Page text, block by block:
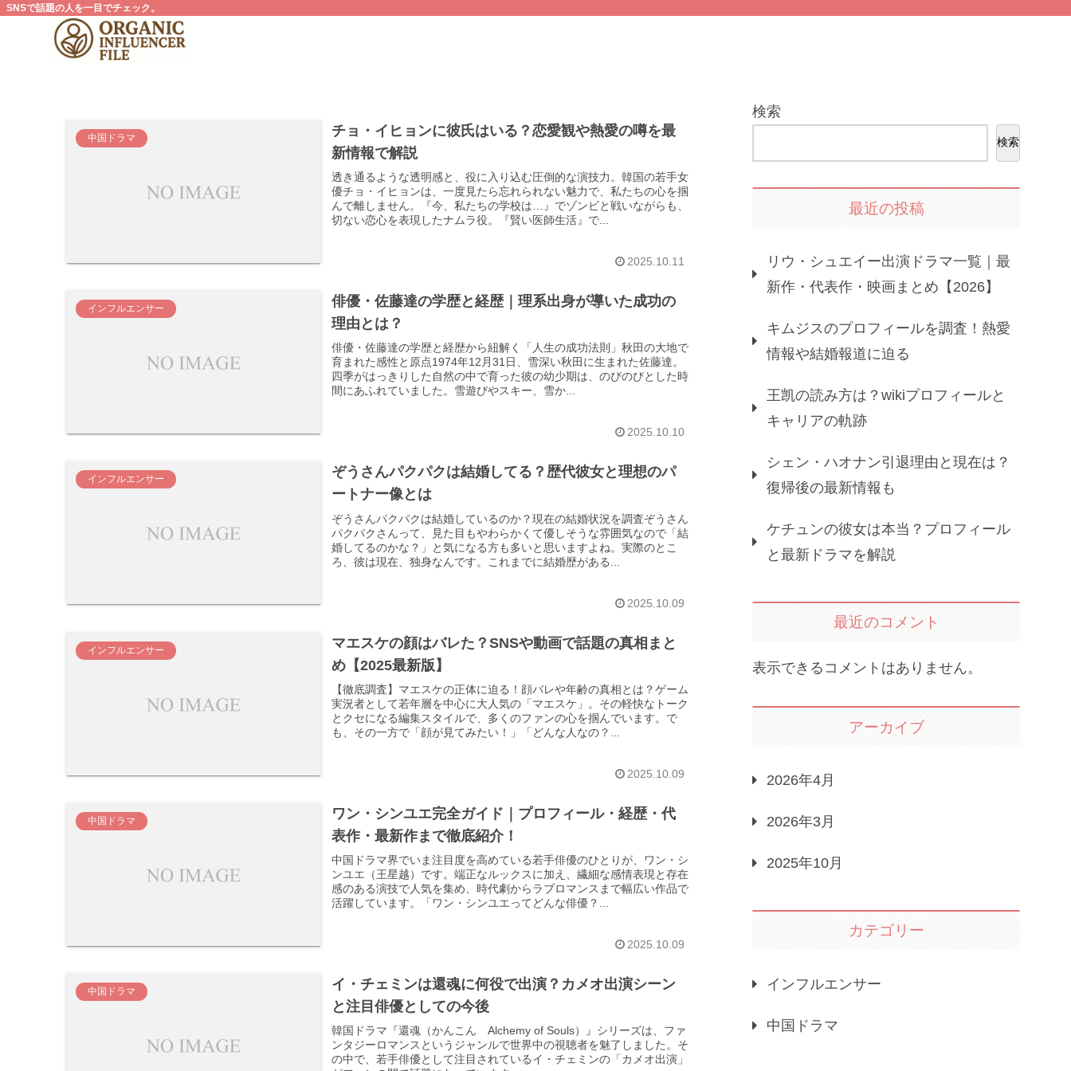
SNSで話題の人を一目でチェック。
中国ドラマ
チョ・イヒョンに彼氏はいる？恋愛観や熱愛の噂を最
新情報で解説
透き通るような透明感と、役に入り込む圧倒的な演技力。韓国の若手女
優チョ・イヒョンは、一度見たら忘れられない魅力で、私たちの心を掴
んで離しません。『今、私たちの学校は…』でゾンビと戦いながらも、
切ない恋心を表現したナムラ役。『賢い医師生活』で...
2025.10.11
インフルエンサー
俳優・佐藤達の学歴と経歴｜理系出身が導いた成功の
理由とは？
俳優・佐藤達の学歴と経歴から紐解く「人生の成功法則」秋田の大地で
育まれた感性と原点1974年12月31日、雪深い秋田に生まれた佐藤達。
四季がはっきりした自然の中で育った彼の幼少期は、のびのびとした時
間にあふれていました。雪遊びやスキー、雪か...
2025.10.10
インフルエンサー
ぞうさんパクパクは結婚してる？歴代彼女と理想のパ
ートナー像とは
ぞうさんパクパクは結婚しているのか？現在の結婚状況を調査ぞうさん
パクパクさんって、見た目もやわらかくて優しそうな雰囲気なので「結
婚してるのかな？」と気になる方も多いと思いますよね。実際のとこ
ろ、彼は現在、独身なんです。これまでに結婚歴がある...
2025.10.09
インフルエンサー
マエスケの顔はバレた？SNSや動画で話題の真相まと
め【2025最新版】
【徹底調査】マエスケの正体に迫る！顔バレや年齢の真相とは？ゲーム
実況者として若年層を中心に大人気の「マエスケ」。その軽快なトーク
とクセになる編集スタイルで、多くのファンの心を掴んでいます。で
も、その一方で「顔が見てみたい！」「どんな人なの？...
2025.10.09
中国ドラマ
ワン・シンユエ完全ガイド｜プロフィール・経歴・代
表作・最新作まで徹底紹介！
中国ドラマ界でいま注目度を高めている若手俳優のひとりが、ワン・シ
ンユエ（王星越）です。端正なルックスに加え、繊細な感情表現と存在
感のある演技で人気を集め、時代劇からラブロマンスまで幅広い作品で
活躍しています。「ワン・シンユエってどんな俳優？...
2025.10.09
中国ドラマ
イ・チェミンは還魂に何役で出演？カメオ出演シーン
と注目俳優としての今後
韓国ドラマ『還魂（かんこん Alchemy of Souls）』シリーズは、ファ
ンタジーロマンスというジャンルで世界中の視聴者を魅了しました。そ
の中で、若手俳優として注目されているイ・チェミンの「カメオ出演」
検索
検索
最近の投稿
リウ・シュエイー出演ドラマ一覧｜最
新作・代表作・映画まとめ【2026】
キムジスのプロフィールを調査！熱愛
情報や結婚報道に迫る
王凯の読み方は？wikiプロフィールと
キャリアの軌跡
シェン・ハオナン引退理由と現在は？
復帰後の最新情報も
ケチュンの彼女は本当？プロフィール
と最新ドラマを解説
最近のコメント
表示できるコメントはありません。
アーカイブ
2026年4月
2026年3月
2025年10月
カテゴリー
インフルエンサー
中国ドラマ